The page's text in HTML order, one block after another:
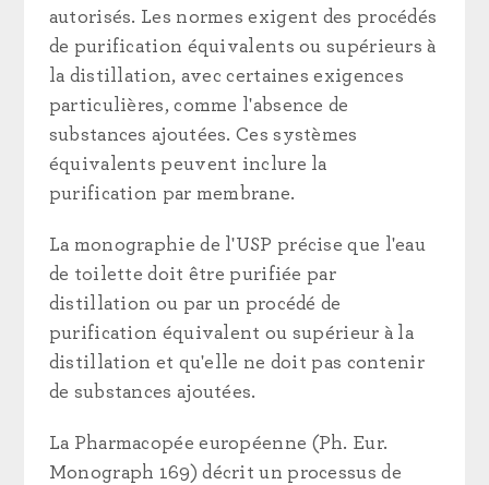
autorisés. Les normes exigent des procédés
de purification équivalents ou supérieurs à
la distillation, avec certaines exigences
particulières, comme l'absence de
substances ajoutées. Ces systèmes
équivalents peuvent inclure la
purification par membrane.
La monographie de l'USP précise que l'eau
de toilette doit être purifiée par
distillation ou par un procédé de
purification équivalent ou supérieur à la
distillation et qu'elle ne doit pas contenir
de substances ajoutées.
La Pharmacopée européenne (Ph. Eur.
Monograph 169) décrit un processus de